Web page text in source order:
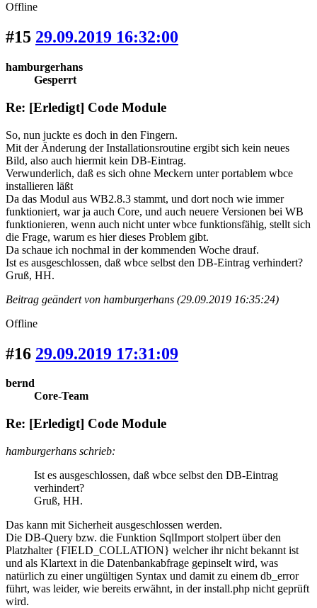
Offline
#15 29.09.2019 16:32:00
hamburgerhans
Gesperrt
Re: [Erledigt] Code Module
So, nun juckte es doch in den Fingern.
Mit der Änderung der Installationsroutine ergibt sich kein neues
Bild, also auch hiermit kein DB-Eintrag.
Verwunderlich, daß es sich ohne Meckern unter portablem wbce
installieren läßt
Da das Modul aus WB2.8.3 stammt, und dort noch wie immer
funktioniert, war ja auch Core, und auch neuere Versionen bei WB
funktionieren, wenn auch nicht unter wbce funktionsfähig, stellt sich
die Frage, warum es hier dieses Problem gibt.
Da schaue ich nochmal in der kommenden Woche drauf.
Ist es ausgeschlossen, daß wbce selbst den DB-Eintrag verhindert?
Gruß, HH.
Beitrag geändert von hamburgerhans (29.09.2019 16:35:24)
Offline
#16 29.09.2019 17:31:09
bernd
Core-Team
Re: [Erledigt] Code Module
hamburgerhans schrieb:
Ist es ausgeschlossen, daß wbce selbst den DB-Eintrag
verhindert?
Gruß, HH.
Das kann mit Sicherheit ausgeschlossen werden.
Die DB-Query bzw. die Funktion SqlImport stolpert über den
Platzhalter {FIELD_COLLATION} welcher ihr nicht bekannt ist
und als Klartext in die Datenbankabfrage gepinselt wird, was
natürlich zu einer ungültigen Syntax und damit zu einem db_error
führt, was leider, wie bereits erwähnt, in der install.php nicht geprüft
wird.